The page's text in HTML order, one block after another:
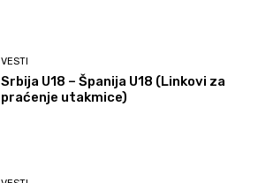
VESTI
Srbija U18 – Španija U18 (Linkovi za
praćenje utakmice)